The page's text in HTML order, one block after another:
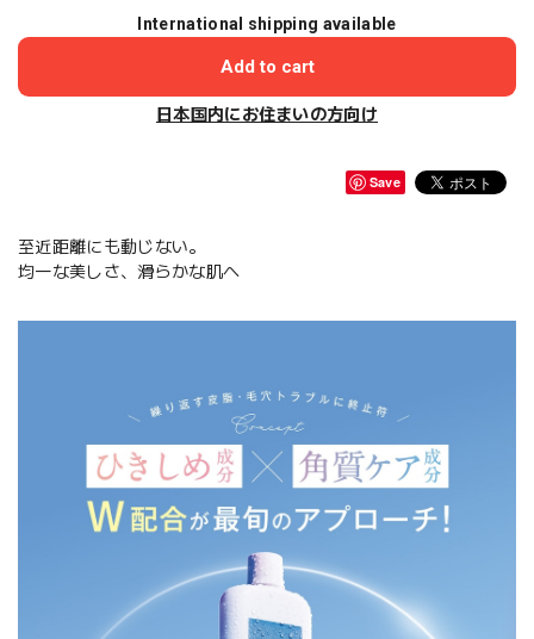
International shipping available
Add to cart
日本国内にお住まいの方向け
Save
至近距離にも動じない。
均一な美しさ、滑らかな肌へ